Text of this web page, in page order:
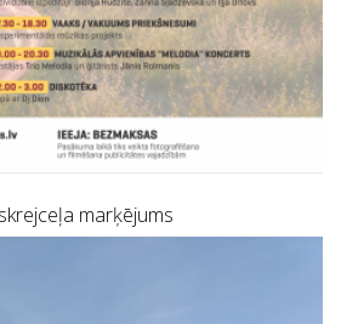
marķējums